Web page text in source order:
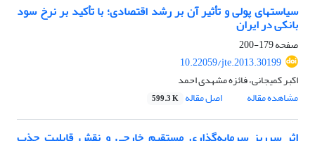
سیاست‎های پولی و تأثیر آن بر رشد اقتصادی؛ با تأکید بر نرخ سود
بانکی در ایران
صفحه179-200
10.22059/jte.2013.30199
اکبر کمیجانی، فائزه مشهدی احمد
مشاهده مقاله
اصل مقاله 599.3 K